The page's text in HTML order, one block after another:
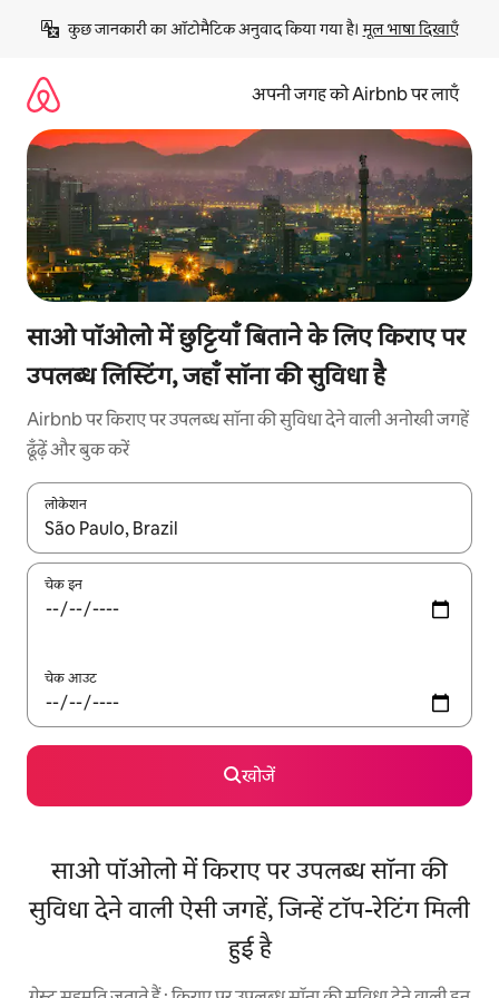
छोड़कर
कॉन्टेंट
कुछ जानकारी का ऑटोमैटिक अनुवाद किया गया है। मूल भाषा दिखाएँ
अपनी जगह को Airbnb पर लाएँ
साओ पॉओलो में छुट्टियाँ बिताने के लिए किराए पर
उपलब्ध लिस्टिंग, जहाँ सॉना की सुविधा है
Airbnb पर किराए पर उपलब्ध सॉना की सुविधा देने वाली अनोखी जगहें
ढूँढ़ें और बुक करें
लोकेशन
नतीजों के उपलब्ध होने पर, अप और डाउन 'ऐरो की' का इस्तेमाल करके नेविगेट
चेक इन
चेक आउट
खोजें
साओ पॉओलो में किराए पर उपलब्ध सॉना की
सुविधा देने वाली ऐसी जगहें, जिन्हें टॉप-रेटिंग मिली
हुई है